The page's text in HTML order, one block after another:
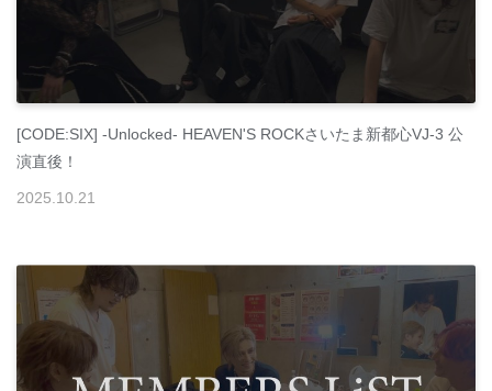
[CODE:SIX] -Unlocked- HEAVEN'S ROCKさいたま新都心VJ-3 公
演直後！
2025 10 21